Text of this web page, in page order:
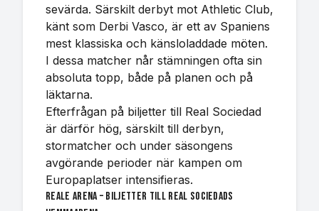
sevärda. Särskilt derbyt mot Athletic Club,
känt som Derbi Vasco, är ett av Spaniens
mest klassiska och känsloladdade möten.
I dessa matcher når stämningen ofta sin
absoluta topp, både på planen och på
läktarna.
Efterfrågan på biljetter till Real Sociedad
är därför hög, särskilt till derbyn,
stormatcher och under säsongens
avgörande perioder när kampen om
Europaplatser intensifieras.
Reale Arena – biljetter till Real Sociedads